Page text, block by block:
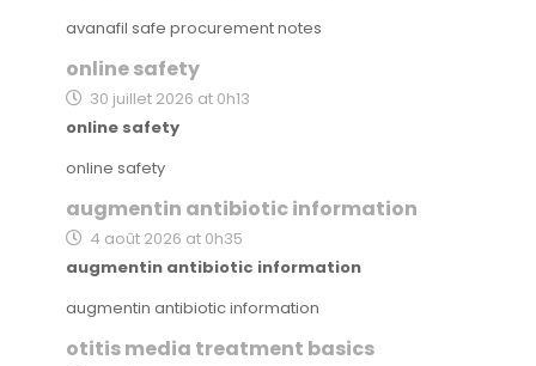
avanafil safe procurement notes
online safety
30 juillet 2026 at 0h13
online safety
online safety
augmentin antibiotic information
4 août 2026 at 0h35
augmentin antibiotic information
augmentin antibiotic information
otitis media treatment basics